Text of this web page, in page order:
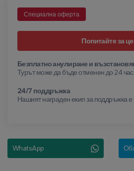
Специална оферта
Попитайте за
Безплатно анулиране и
Турът може да бъде отменен до 24
24/7 поддръжка
Нашият награден екип за поддръжка е
WhatsApp